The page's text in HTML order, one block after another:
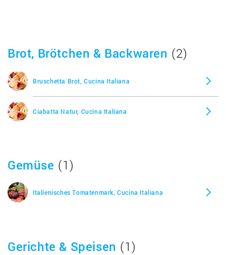
Brot, Brötchen & Backwaren (2)
Bruschetta Brot, Cucina Italiana
Ciabatta Natur, Cucina Italiana
Gemüse (1)
Italienisches Tomatenmark, Cucina Italiana
Gerichte & Speisen (1)